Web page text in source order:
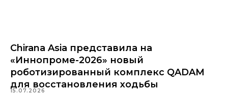
Chirana Asia представила на
«Иннопроме-2026» новый
роботизированный комплекс QADAM
для восстановления ходьбы
15.07.2026